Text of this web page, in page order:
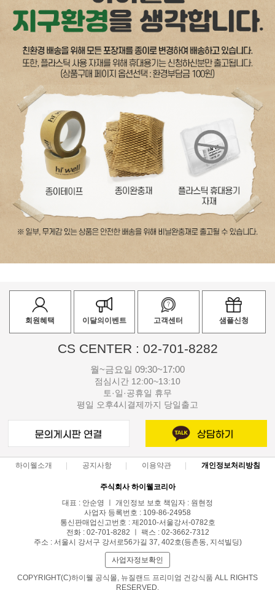
회원혜택 이달의이벤트 고객센터 샘플신청
CS CENTER : 02-701-8282
월~금요일 09:30~17:00
점심시간 12:00~13:10
토·일·공휴일 휴무
평일 오후4시결제까지 당일출고
하이웰소개 공지사항 이용약관 개인정보처리방침
주식회사 하이웰코리아
대표 : 안순영 ㅣ 개인정보 보호 책임자 : 원현정
사업자 등록번호 : 109-86-24958
통신판매업신고번호 : 제2010-서울강서-0782호
전화 : 02-701-8282 ㅣ 팩스 : 02-3662-7312
주소 : 서울시 강서구 강서로56가길 37, 402호(등촌동, 지석빌딩)
사업자정보확인
COPYRIGHT(C)하이웰 공식몰, 뉴질랜드 프리미엄 건강식품 ALL RIGHTS
RESERVED.